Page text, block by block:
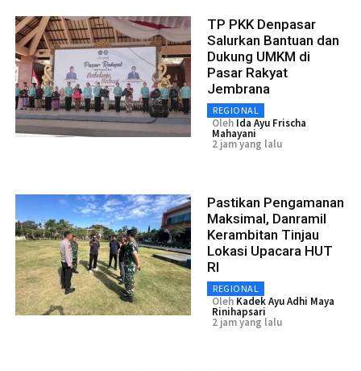
TP PKK Denpasar
Salurkan Bantuan dan
Dukung UMKM di
Pasar Rakyat
Jembrana
REGIONAL
Oleh Ida Ayu Frischa
Mahayani
2 jam yang lalu
Pastikan Pengamanan
Maksimal, Danramil
Kerambitan Tinjau
Lokasi Upacara HUT
RI
REGIONAL
Oleh Kadek Ayu Adhi Maya
Rinihapsari
2 jam yang lalu